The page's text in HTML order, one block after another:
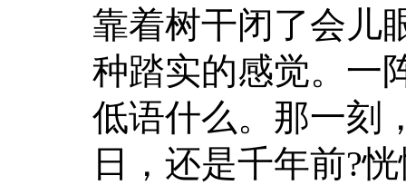
靠着树干闭了会儿
种踏实的感觉。一
低语什么。那一
日，还是千年前?